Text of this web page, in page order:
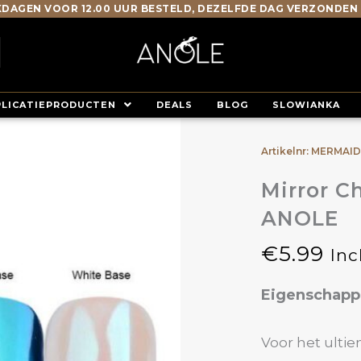
VOOR 12.00 UUR BESTELD, DEZELFDE DAG VERZONDEN
DEALS BLOG SLOWIANKA
Artikelnr:
Mirror
ANOLE
€5.99
Voor het